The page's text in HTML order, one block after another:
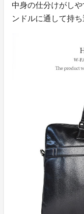
中身の仕分けがし
ンドルに通して持